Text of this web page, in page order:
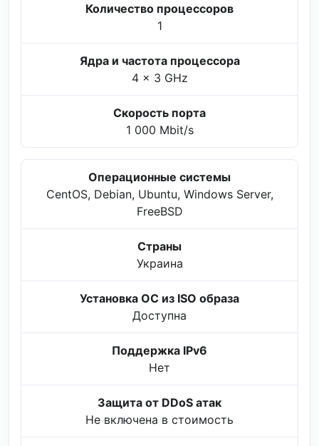
Количество процессоров
1
Ядра и частота процессора
4 x 3 GHz
Скорость порта
1 000 Mbit/s
Операционные системы
CentOS, Debian, Ubuntu, Windows Server,
FreeBSD
Страны
Украина
Установка ОС из ISO образа
Доступна
Поддержка IPv6
Нет
Защита от DDoS атак
Не включена в стоимость